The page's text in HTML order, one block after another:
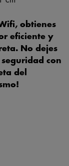
obtienes
eficiente y
No dejes
con
del